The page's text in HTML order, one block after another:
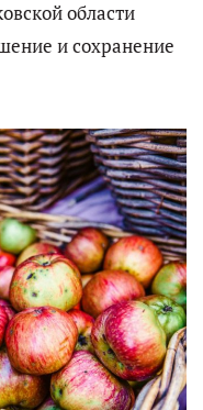
области
и сохранение